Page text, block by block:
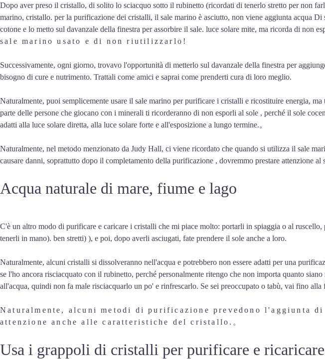
Dopo aver preso il cristallo, di solito lo sciacquo sotto il rubinetto (ricordati di tenerlo stretto per non
marino, cristallo. per la purificazione dei cristalli, il sale marino è asciutto, non viene aggiunta acqua
cotone e lo metto sul davanzale della finestra per assorbire il sale. luce solare mite, ma ricorda di non
sale marino usato e di non riutilizzarlo!
Successivamente, ogni giorno, trovavo l'opportunità di metterlo sul davanzale della finestra per
bisogno di cure e nutrimento. Trattali come amici e saprai come prenderti cura di loro meglio.
Naturalmente, puoi semplicemente usare il sale marino per purificare i cristalli e ricostituire energia,
parte delle persone che giocano con i minerali ti ricorderanno di non esporli al sole , perché il sole
adatti alla luce solare diretta, alla luce solare forte e all'esposizione a lungo termine.。
Naturalmente, nel metodo menzionato da Judy Hall, ci viene ricordato che quando si utilizza il sale
causare danni, soprattutto dopo il completamento della purificazione , dovremmo prestare attenzione al
Acqua naturale di mare, fiume e lago
C'è un altro modo di purificare e caricare i cristalli che mi piace molto: portarli in spiaggia o al
tenerli in mano). ben stretti) ), e poi, dopo averli asciugati, fate prendere il sole anche a loro.
Naturalmente, alcuni cristalli si dissolveranno nell'acqua e potrebbero non essere adatti per una
se l'ho ancora risciacquato con il rubinetto, perché personalmente ritengo che non importa quanto
all'acqua, quindi non fa male risciacquarlo un po' e rinfrescarlo. Se sei preoccupato o tabù, vai fino alla
Naturalmente, alcuni metodi di purificazione prevedono l'aggiunta
attenzione anche alle caratteristiche del cristallo. 。
Usa i grappoli di cristalli per purificare e ricaricare